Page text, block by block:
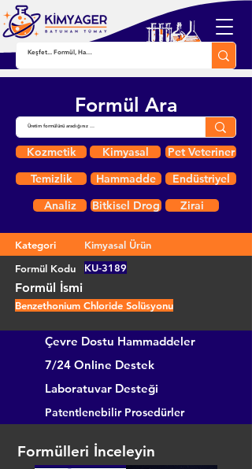
Formül Ara
Kozmetik Kimyasal
Pet Veteriner
Temizlik
Hammadde
Endüstriyel
Analiz
Bitkisel Drog Zirai
Kategori
Kimyasal Ürün
Formül Kodu
KU-3189
Formül İsmi
Benzethonium Chloride Solüsyonu
Çevre Dostu Hammaddeler
7/24 Online Destek
Laboratuvar Desteği
Patentlenebilir Prosedürler
Formülleri İnceleyin